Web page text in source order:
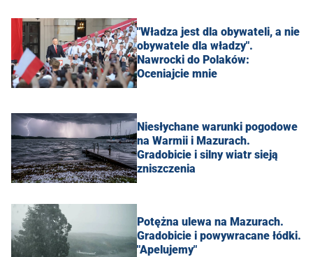
"Władza jest dla obywateli, a nie
obywatele dla władzy".
Nawrocki do Polaków:
Oceniajcie mnie
Niesłychane warunki pogodowe
na Warmii i Mazurach.
Gradobicie i silny wiatr sieją
zniszczenia
Potężna ulewa na Mazurach.
Gradobicie i powywracane łódki.
"Apelujemy"